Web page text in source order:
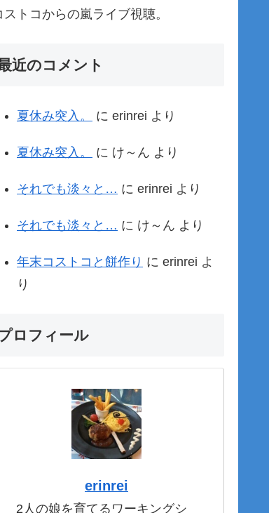
ストコからの嵐ライブ視聴。
近のコメント
夏休み突入。 に erinrei より
夏休み突入。 に け～ん より
それでも淡々と… に erinrei より
それでも淡々と… に け～ん より
年末コストコと餅作り に erinrei よ
り
ロフィール
erinrei
2人の娘を育てるワーキングシ